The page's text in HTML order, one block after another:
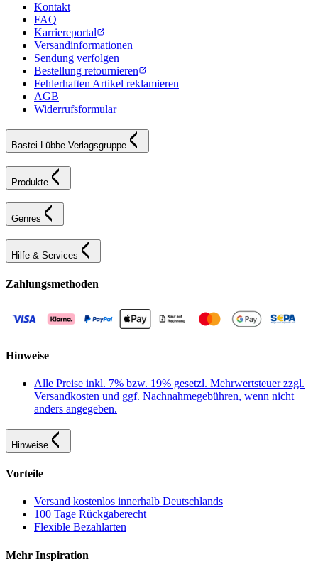
Kontakt
FAQ
Karriereportal
Versandinformationen
Sendung verfolgen
Bestellung retournieren
Fehlerhaften Artikel reklamieren
AGB
Widerrufsformular
Bastei Lübbe Verlagsgruppe
Produkte
Genres
Hilfe & Services
Zahlungsmethoden
Hinweise
Alle Preise inkl. 7% bzw. 19% gesetzl. Mehrwertsteuer zzgl.
Versandkosten und ggf. Nachnahmegebühren, wenn nicht
anders angegeben.
Hinweise
Vorteile
Versand kostenlos innerhalb Deutschlands
100 Tage Rückgaberecht
Flexible Bezahlarten
Mehr Inspiration